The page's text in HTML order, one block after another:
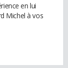
en lui
Michel à vos